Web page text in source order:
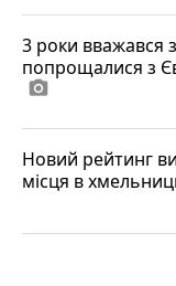
3 роки вважався
попрощалися з
photo_camera
Новий рейтинг
місця в